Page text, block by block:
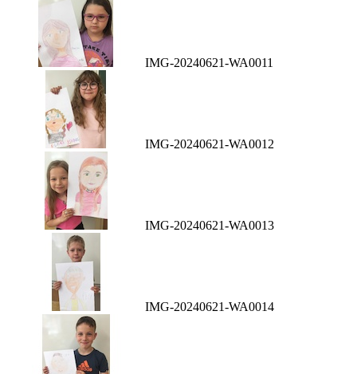
IMG-20240621-WA0011
IMG-20240621-WA0012
IMG-20240621-WA0013
IMG-20240621-WA0014